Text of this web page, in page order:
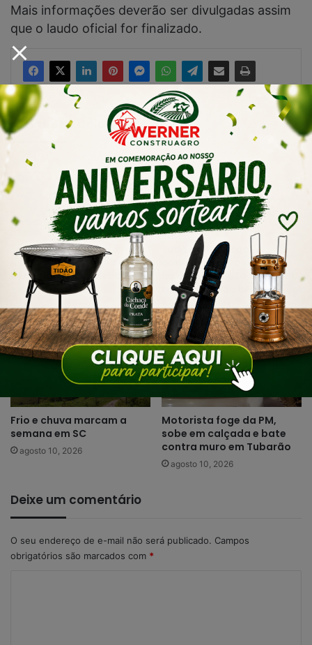
Mais informações deverão ser divulgadas assim
que o laudo oficial for finalizado.
Artigos relacionados
Tubarão conquista 3°
lugar geral na etapa
Regional Sul da Olesc
agosto 10, 2026
Judô de Tubarão
conquista ouro e bronze
no Campeonato Regional
Litoral em São Bento do Sul
agosto 10, 2026
Frio e chuva marcam a
semana em SC
agosto 10, 2026
Motorista foge da PM,
sobe em calçada e bate
contra muro em Tubarão
agosto 10, 2026
Deixe um comentário
O seu endereço de e-mail não será publicado. Campos
obrigatórios são marcados com *